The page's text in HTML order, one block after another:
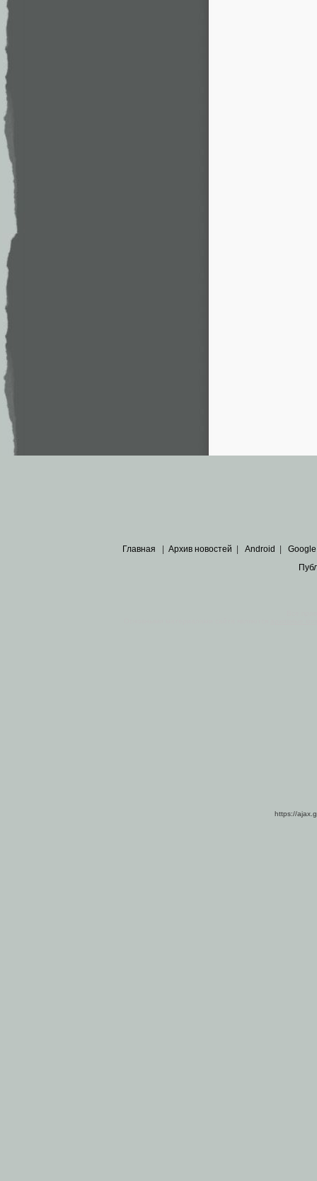
Главная Архив новостей Android Google
https://